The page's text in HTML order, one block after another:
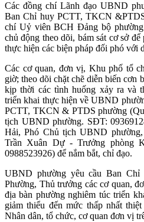
Các đồng chí Lãnh đạo UBND
Ban Chỉ huy PCTT, TKCN
chí Uỷ viên BCH Đảng bộ phường
chủ động theo dõi, bám sát cơ sở
thực hiện các biện pháp đối phó với
Các cơ quan, đơn vị, Khu phố tổ
giờ; theo dõi chặt chẽ diễn biến cơn
kịp thời các tình huống xảy ra và
triển khai thực hiện về UBND
PCTT, TKCN & PTDS phường
tịch UBND phường. SĐT:
Hải, Phó Chủ tịch UBND
Trần Xuân Dự - Trưởng phòng
0988523926) để nắm bắt, chỉ đạo.
UBND phường yêu cầu Ban
Phường, Thủ trưởng các cơ quan,
địa bàn phường nghiêm túc triển
giảm thiểu đến mức thấp nhất
Nhân dân, tổ chức, cơ quan đơn vị